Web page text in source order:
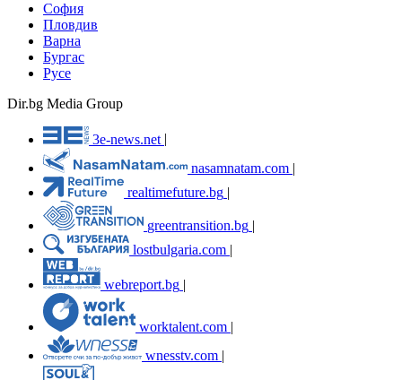
София
Пловдив
Варна
Бургас
Русе
Dir.bg Media Group
3e-news.net
nasamnatam.com |
realtimefuture.bg |
greentransition.bg |
lostbulgaria.com |
webreport.bg
worktalent.com |
wnesstv.com |